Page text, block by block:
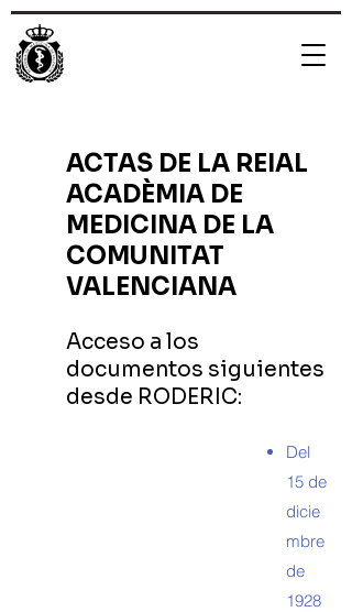
ACTAS DE LA REIAL
ACADÈMIA DE
MEDICINA DE LA
COMUNITAT
VALENCIANA
Acceso a los
documentos siguientes
desde RODERIC:
Del
15 de
dicie
mbre
de
1928